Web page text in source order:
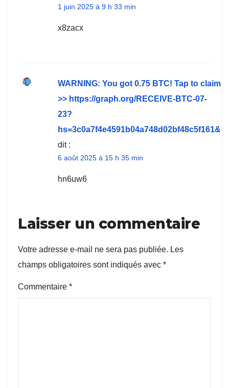
1 juin 2025 à 9 h 33 min
x8zacx
WARNING: You got 0.75 BTC! Tap to claim
>> https://graph.org/RECEIVE-BTC-07-
23?
hs=3c0a7f4e4591b04a748d02bf48c5f161&
dit :
6 août 2025 à 15 h 35 min
hn6uw6
Laisser un commentaire
Votre adresse e-mail ne sera pas publiée. Les
champs obligatoires sont indiqués avec *
Commentaire *